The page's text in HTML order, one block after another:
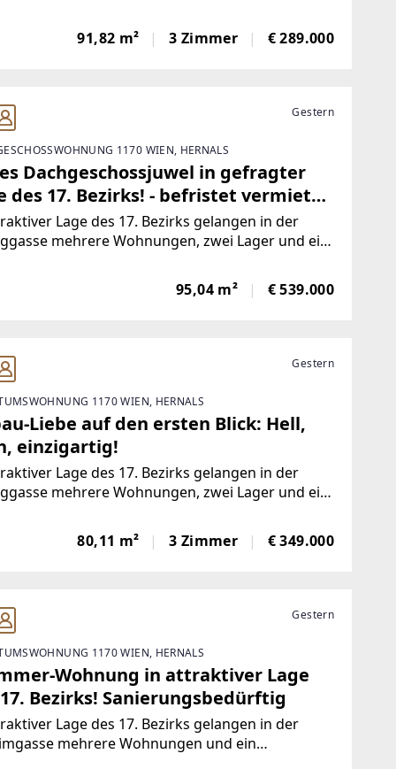
überwiegend befristet und unfristet
sowie einige leerstehende Einheiten mit
91,82 m² 3 Zimmer € 289.000
Gestern
1170 WIEN, HERNALS
Dachgeschossjuwel in gefragter
des 17. Bezirks! - befristet vermietet
Lage des 17. Bezirks gelangen in der
mehrere Wohnungen, zwei Lager und ein
überwiegend befristet und unfristet
sowie einige leerstehende Einheiten mit
95,04 m² € 539.000
Gestern
1170 WIEN, HERNALS
Liebe auf den ersten Blick: Hell,
einzigartig!
Lage des 17. Bezirks gelangen in der
mehrere Wohnungen, zwei Lager und ein
überwiegend befristet und unfristet
sowie einige leerstehende Einheiten mit
80,11 m² 3 Zimmer € 349.000
Gestern
1170 WIEN, HERNALS
Wohnung in attraktiver Lage
Bezirks! Sanierungsbedürftig
Lage des 17. Bezirks gelangen in der
mehrere Wohnungen und ein